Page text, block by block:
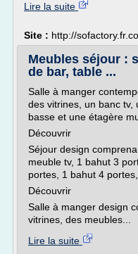
Lire la suite
Site : http://
Meubles séjour :
de bar, table ...
Salle à manger
des vitrines, un banc tv,
basse et une étagère
Découvrir
Séjour design
meuble tv, 1 bahut 3
portes, 1 bahut 4
Découvrir
Salle à manger design
vitrines, des meubles...
Lire la suite